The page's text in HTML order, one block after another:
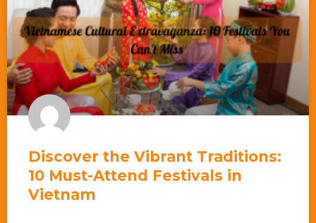
Discover the Vibrant Traditions:
10 Must-Attend Festivals in
Vietnam